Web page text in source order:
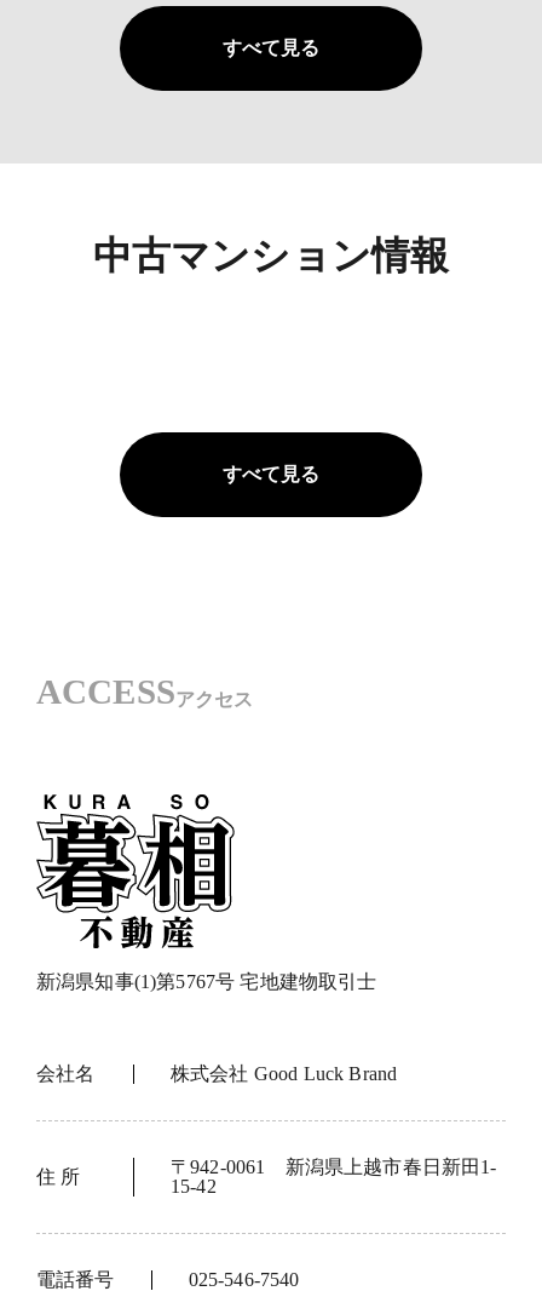
すべて見る
中古マンション情報
すべて見る
ACCESSアクセス
新潟県知事(1)第5767号 宅地建物取引士
会社名 株式会社 Good Luck Brand
住 所
〒942-0061 新潟県上越市春日新田1-
15-42
電話番号 025-546-7540